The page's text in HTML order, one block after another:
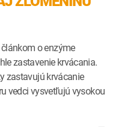
o enzýme
zastavenie krvácania.
zastavujú krvácanie
vedci vysvetľujú vysokou